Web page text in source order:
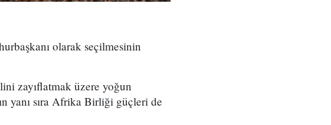
olarak seçilmesinin
zayıflatmak üzere yoğun
yanı sıra Afrika Birliği güçleri de